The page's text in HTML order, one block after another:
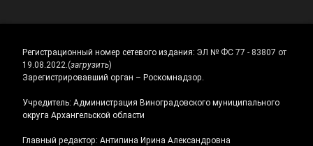
Регистрационный номер сетевого издания: ЭЛ № ФС 77 - 83807 от
19.08.2022.(загрузить)
Зарегистрировавший орган – Роскомнадзор.
Учредитель: Администрация Виноградовского муниципального
округа Архангельской области
Главный редактор: Антипина Ирина Александровна